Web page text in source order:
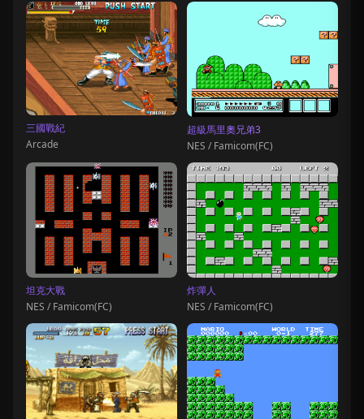
三國戰紀
Arcade
超級馬里奧兄弟3
NES / Famicom(FC)
坦克大戰
NES / Famicom(FC)
炸彈人
NES / Famicom(FC)